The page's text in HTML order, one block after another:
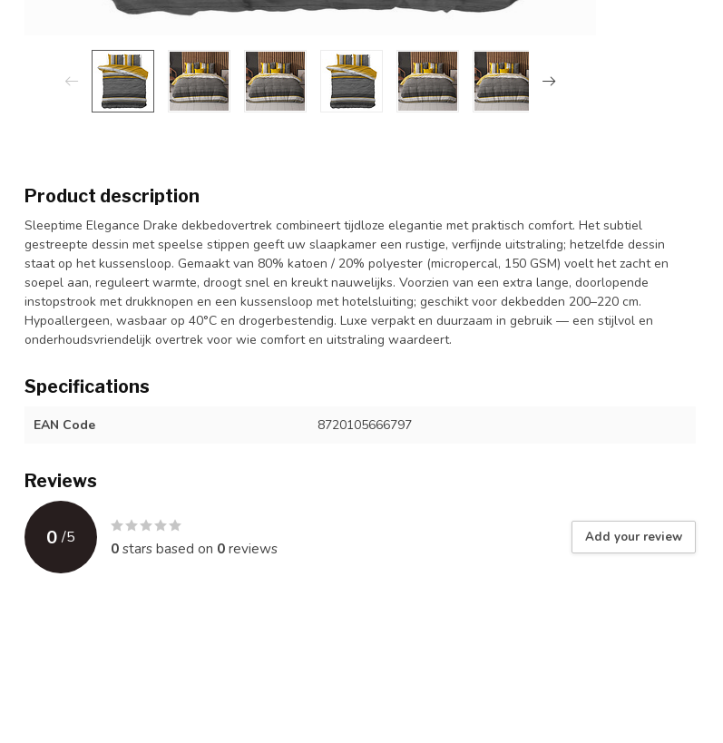
Product description
Sleeptime Elegance Drake dekbedovertrek combineert tijdloze elegantie met praktisch comfort. Het subtiel
gestreepte dessin met speelse stippen geeft uw slaapkamer een rustige, verfijnde uitstraling; hetzelfde dessin
staat op het kussensloop. Gemaakt van 80% katoen / 20% polyester (micropercal, 150 GSM) voelt het zacht en
soepel aan, reguleert warmte, droogt snel en kreukt nauwelijks. Voorzien van een extra lange, doorlopende
instopstrook met drukknopen en een kussensloop met hotelsluiting; geschikt voor dekbedden 200–220 cm.
Hypoallergeen, wasbaar op 40°C en drogerbestendig. Luxe verpakt en duurzaam in gebruik — een stijlvol en
onderhoudsvriendelijk overtrek voor wie comfort en uitstraling waardeert.
Specifications
EAN Code 8720105666797
Reviews
0 /5
0stars based on 0reviews
Add your review